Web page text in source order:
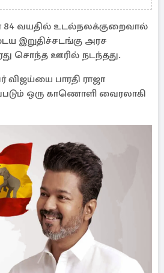
84 வயதில் உடல்நலக்குறைவால்
இறுதிச்சடங்கு அரச
சொந்த ஊரில் நடந்தது.
பாரதி ராஜா
ஒரு காணொளி வைரலாகி